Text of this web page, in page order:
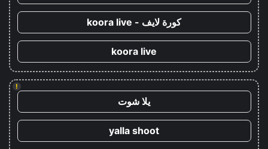
كورة لايف - koora live
koora live
!
يلا شوت
yalla shoot